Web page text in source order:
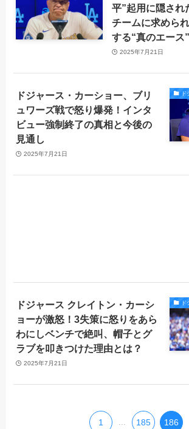
平”起用に隠され
チームに求めら
する“真のエース
2025年7月21日
ドジャース・カーショー、ブリ
ュワーズ戦で怒り爆発！インタ
ビュー強制終了の真相と今後の
見通し
2025年7月21日
ドジャース クレイトン・カーシ
ョーが激怒！3失策に怒りをあら
わにしベンチで絶叫、帽子とグ
ラブを叩きつけた理由とは？
2025年7月21日
1 ... 185 186